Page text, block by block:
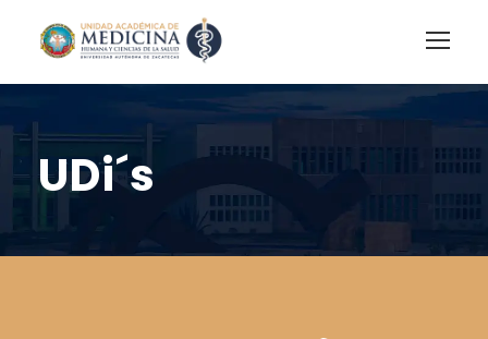
UDi´s